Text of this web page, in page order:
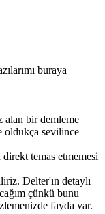
buraya
alan bir demleme
oldukça sevilince
temas etmemesi
Delter'ın detaylı
çünkü bunu
fayda var.